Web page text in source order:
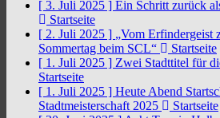
[ 3. Juli 2025 ] Ein Schritt zurück
Startseite
[ 2. Juli 2025 ] „Vom Erfindergeist
Sommertag beim SCL“
Startseite
[ 1. Juli 2025 ] Zwei Stadttitel für
Startseite
[ 1. Juli 2025 ] Heute Abend
Stadtmeisterschaft 2025
Startseite